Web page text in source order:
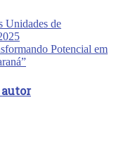
Unidades de
Potencial em